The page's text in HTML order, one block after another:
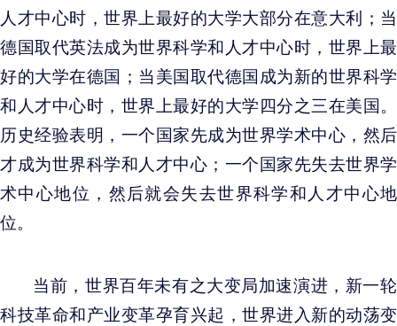
人才中心时，世界上最好的大学大部分在意大利；当
德国取代英法成为世界科学和人才中心时，世界上最
好的大学在德国；当美国取代德国成为新的世界科学
和人才中心时，世界上最好的大学四分之三在美国。
历史经验表明，一个国家先成为世界学术中心，然后
才成为世界科学和人才中心；一个国家先失去世界学
术中心地位，然后就会失去世界科学和人才中心地
位。
当前，世界百年未有之大变局加速演进，新一轮
科技革命和产业变革孕育兴起，世界进入新的动荡变